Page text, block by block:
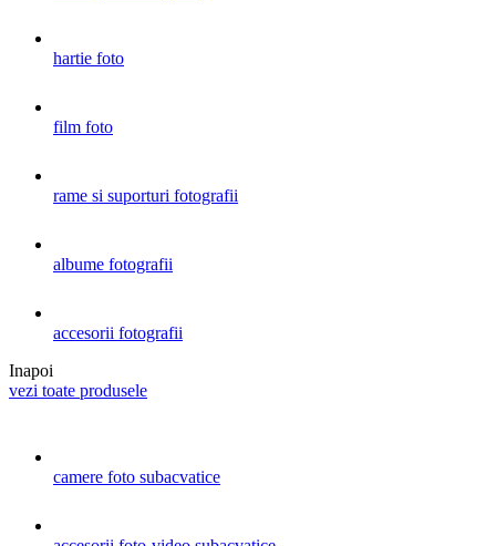
hartie foto
film foto
rame si suporturi fotografii
albume fotografii
accesorii fotografii
Inapoi
vezi toate produsele
camere foto subacvatice